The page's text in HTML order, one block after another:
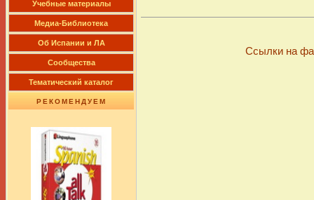
Учебные материалы
Медиа-Библиотека
Об Испании и ЛА
Сообщества
Тематический каталог
РЕКОМЕНДУЕМ
Ссылки на